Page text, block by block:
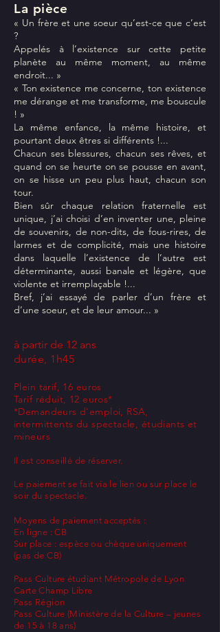
La pièce
« Un frère et une soeur qu’est-ce que c’est
?
Appelés à l’existence sur cette petite
planète au même moment, au même
endroit... »
« Ton existence me concerne, ton existence
me dérange et me transforme, me bouscule
! »
La même enfance, la même histoire, et
pourtant deux êtres si différents !...
Chacun ses blessures, chacun ses rêves, et
quand on se heurte on se pousse en avant,
on se hisse un peu plus haut, chacun son
tour.
Bien sûr chaque relation fraternelle est
unique, j’ai choisi d’en inventer une, pleine
de souvenirs, de non-dits, de fous-rires, de
larmes et de complicité, mais une histoire
dans laquelle l’existence de l’autre est
déterminante, aussi banale et légère, que
violente et irremplaçable !...
Bref, j’ai essayé de parler d’un frère et
d’une soeur, et de leur amour... »
à partir de 12 ans
durée, 1h45
Plein tarif, 16 euros
Tarif réduit, 12 euros*
*Demandeurs d'emploi, RSA,
intermittents du spectacle, étudiants et
mineurs
Il est conseillé de réserver.
Le paiement se fait via le lien ou sur place le
soir du spectacle.
Moyens de paiement acceptés :
En ligne : CB
Sur place : espèce ou chèque uniquement
(pas de CB)
Pass Culture étudiant Métropole de Lyon
Carte Champ Libre
Pass Région
Pass Culture(Ministère de la Culture – jeunes
de 15 à 18 ans)